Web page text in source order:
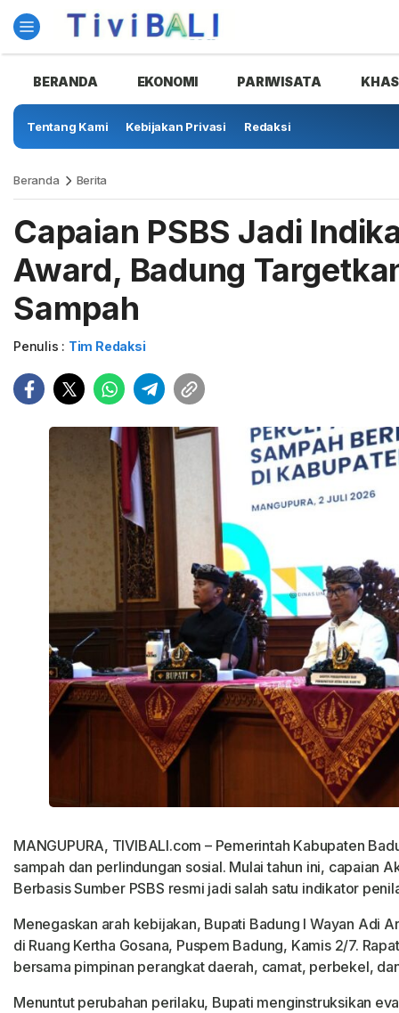
BERANDA EKONOMI PARIWISATA
Tentang Kami Kebijakan Privasi Redaksi
Beranda Berita
Capaian PSBS Jadi
Award, Badung
Sampah
Penulis : Tim Redaksi
MANGUPURA, TIVIBALI.com – Pemerintah Kabupaten
sampah dan perlindungan sosial. Mulai tahun ini, capaian
Berbasis Sumber PSBS resmi jadi salah satu indikator
Menegaskan arah kebijakan, Bupati Badung I Wayan Adi
di Ruang Kertha Gosana, Puspem Badung, Kamis 2/7.
bersama pimpinan perangkat daerah, camat, perbekel,
Menuntut perubahan perilaku, Bupati menginstruksikan